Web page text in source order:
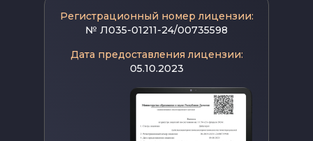
Дата предоставления лицензии:
05.10.2023
Регистрационный номер лицензии:
№ Л035-01211-24/00735598